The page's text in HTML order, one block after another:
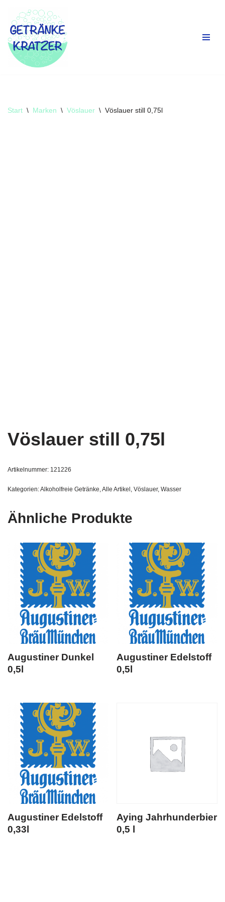
Zum
Inhalt
springen
Start \ Marken \ Vöslauer \ Vöslauer still 0,75l
Vöslauer still 0,75l
Artikelnummer: 121226
Kategorien:Alkoholfreie Getränke,Alle Artikel , Vöslauer, Wasser
Ähnliche Produkte
Augustiner Dunkel
0,5l
Augustiner Edelstoff
0,5l
Augustiner Edelstoff
0,33l
Aying Jahrhunderbier
0,5 l